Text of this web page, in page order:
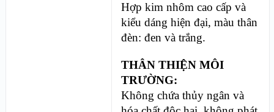
Hợp kim nhôm cao cấp và
kiểu dáng hiện đại, màu thân
đèn: đen và trắng.
THÂN THIỆN MÔI
TRƯỜNG:
Không chứa thủy ngân và